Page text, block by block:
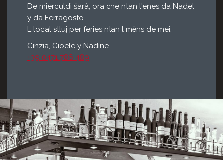
De mierculdi śarà, ora che ntan l'enes da Nadel
y da Ferragosto.
L local stluj per feries ntan l mëns de mei.
Cinzia, Gioele y Nadine
+39 0471 786 489